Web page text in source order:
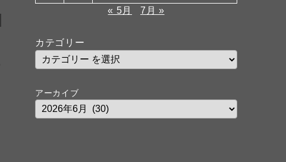
« 5月
7月 »
カテゴリー
アーカイブ